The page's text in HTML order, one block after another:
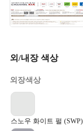
외/내장 색상
외장색상
스노우 화이트 펄 (SWP)